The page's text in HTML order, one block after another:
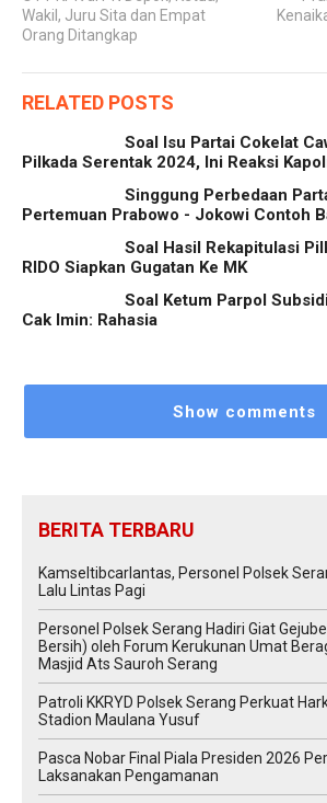
Wakil, Juru Sita dan Empat
Orang Ditangkap
RELATED POSTS
Soal Isu Partai Cokelat
Pilkada Serentak 2024, Ini Reaksi
Singgung Perbedaan
Pertemuan Prabowo - Jokowi Contoh
Soal Hasil Rekapitulasi
RIDO Siapkan Gugatan Ke MK
Soal Ketum Parpol
Cak Imin: Rahasia
Show comments
BERITA TERBARU
Kamseltibcarlantas, Personel Polsek
Lalu Lintas Pagi
Personel Polsek Serang Hadiri Giat
Bersih) oleh Forum Kerukunan Umat
Masjid Ats Sauroh Serang
Patroli KKRYD Polsek Serang Perkuat
Stadion Maulana Yusuf
Pasca Nobar Final Piala Presiden 2026
Laksanakan Pengamanan